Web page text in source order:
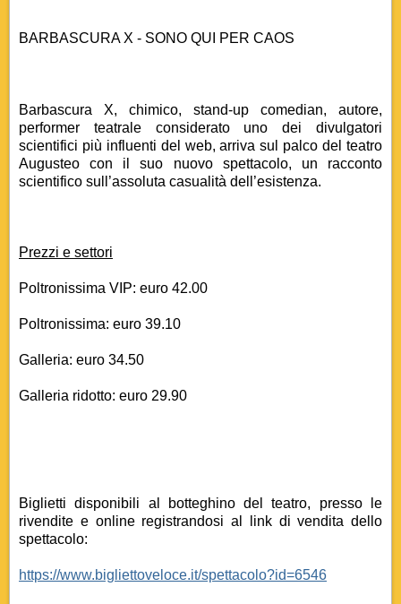
BARBASCURA X - SONO QUI PER CAOS
Barbascura X, chimico, stand-up comedian, autore,
performer teatrale considerato uno dei divulgatori
scientifici più influenti del web, arriva sul palco del teatro
Augusteo con il suo nuovo spettacolo, un racconto
scientifico sull’assoluta casualità dell’esistenza.
Prezzi e settori
Poltronissima VIP: euro 42.00
Poltronissima: euro 39.10
Galleria: euro 34.50
Galleria ridotto: euro 29.90
Biglietti disponibili al botteghino del teatro, presso le
rivendite e online registrandosi al link di vendita dello
spettacolo:
https://www.bigliettoveloce.it/spettacolo?id=6546